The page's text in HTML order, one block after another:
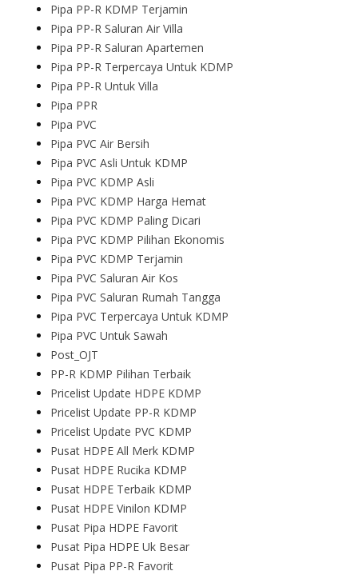
Pipa PP-R KDMP Terjamin
Pipa PP-R Saluran Air Villa
Pipa PP-R Saluran Apartemen
Pipa PP-R Terpercaya Untuk KDMP
Pipa PP-R Untuk Villa
Pipa PPR
Pipa PVC
Pipa PVC Air Bersih
Pipa PVC Asli Untuk KDMP
Pipa PVC KDMP Asli
Pipa PVC KDMP Harga Hemat
Pipa PVC KDMP Paling Dicari
Pipa PVC KDMP Pilihan Ekonomis
Pipa PVC KDMP Terjamin
Pipa PVC Saluran Air Kos
Pipa PVC Saluran Rumah Tangga
Pipa PVC Terpercaya Untuk KDMP
Pipa PVC Untuk Sawah
Post_OJT
PP-R KDMP Pilihan Terbaik
Pricelist Update HDPE KDMP
Pricelist Update PP-R KDMP
Pricelist Update PVC KDMP
Pusat HDPE All Merk KDMP
Pusat HDPE Rucika KDMP
Pusat HDPE Terbaik KDMP
Pusat HDPE Vinilon KDMP
Pusat Pipa HDPE Favorit
Pusat Pipa HDPE Uk Besar
Pusat Pipa PP-R Favorit